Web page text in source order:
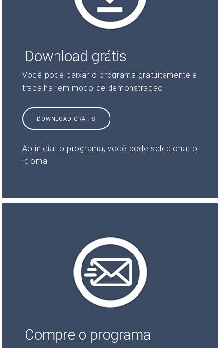
Download grátis
Você pode baixar o programa gratuitamente e
trabalhar em modo de demonstração
DOWNLOAD GRÁTIS
Ao iniciar o programa, você pode selecionar o
idioma.
Compre o programa